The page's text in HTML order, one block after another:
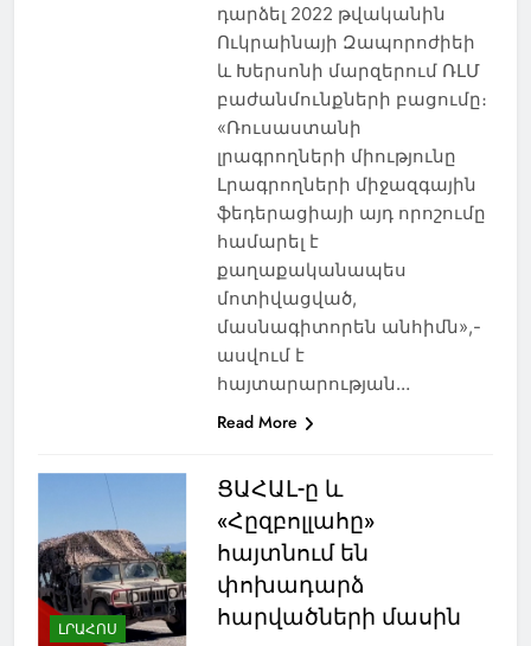
դարձել 2022 թվականին
Ուկրաինայի Զապորոժիեի
և Խերսոնի մարզերում ՌԼՄ
բաժանմունքների բացումը։
«Ռուսաստանի
լրագրողների միությունը
Լրագրողների միջազգային
ֆեդերացիայի այդ որոշումը
համարել է
քաղաքականապես
մոտիվացված,
մասնագիտորեն անհիմն»,-
ասվում է
հայտարարության…
Read More
ԼՐԱՀՈՍ
ՑԱՀԱԼ-ը և
«Հըզբոլլահը»
հայտնում են
փոխադարձ
հարվածների մասին